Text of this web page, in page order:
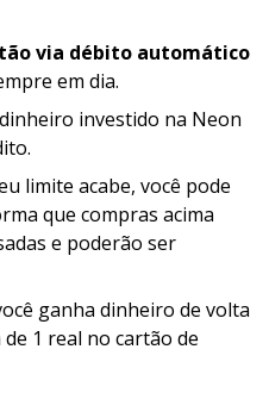
via débito automático
em dia.
investido na Neon
limite acabe, você pode
que compras acima
e poderão ser
ganha dinheiro de volta
1 real no cartão de